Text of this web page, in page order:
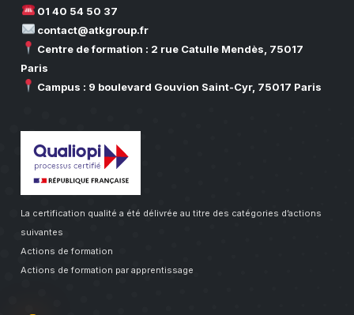
01 40 54 50 37
contact@atkgroup.fr
Centre de formation : 2 rue Catulle Mendès, 75017
Paris
Campus : 9 boulevard Gouvion Saint-Cyr, 75017 Paris
La certification qualité a été délivrée au titre des catégories d’actions
suivantes
Actions de formation
Actions de formation par apprentissage